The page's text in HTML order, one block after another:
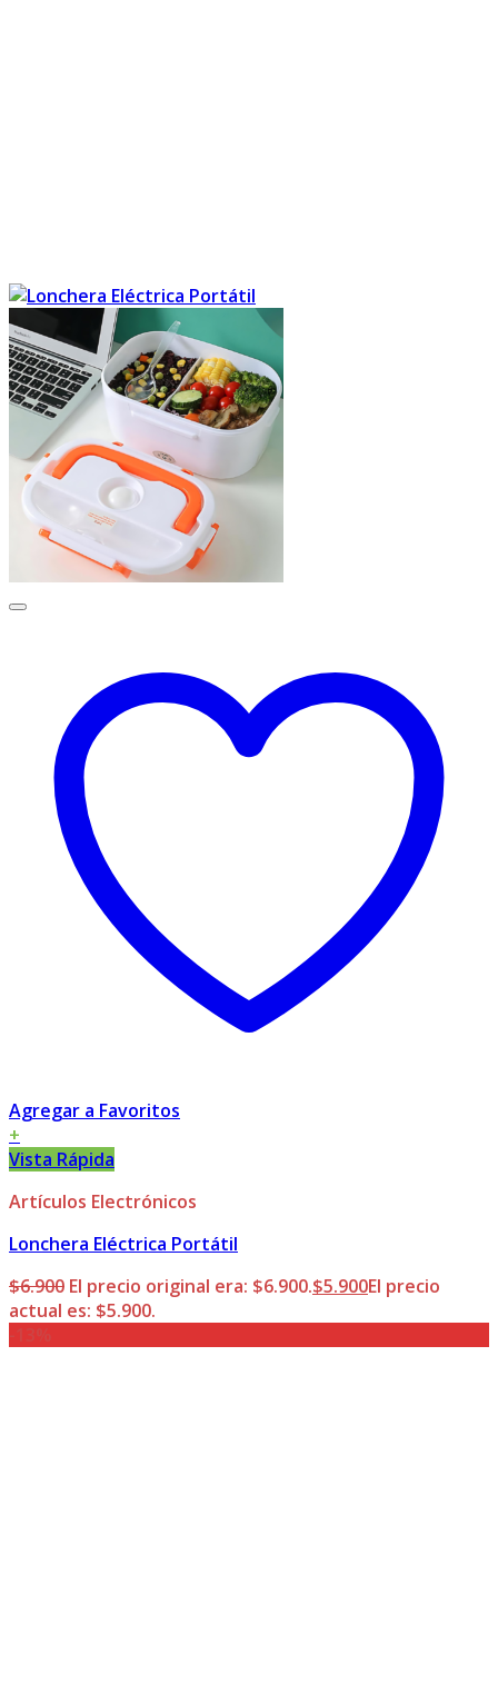
Agregar a Favoritos
+
Vista Rápida
Artículos Electrónicos
Lonchera Eléctrica Portátil
$6.900 El precio original era: $6.900.$5.900El precio
actual es: $5.900.